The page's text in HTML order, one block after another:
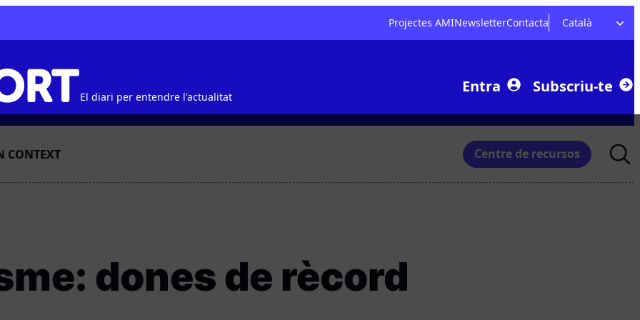
Projectes AMINewsletterContacta Català
El diari per entendre l'actualitat
Entra Subscriu-te
CONTEXT Centre de recursos
for:
dones de rècord